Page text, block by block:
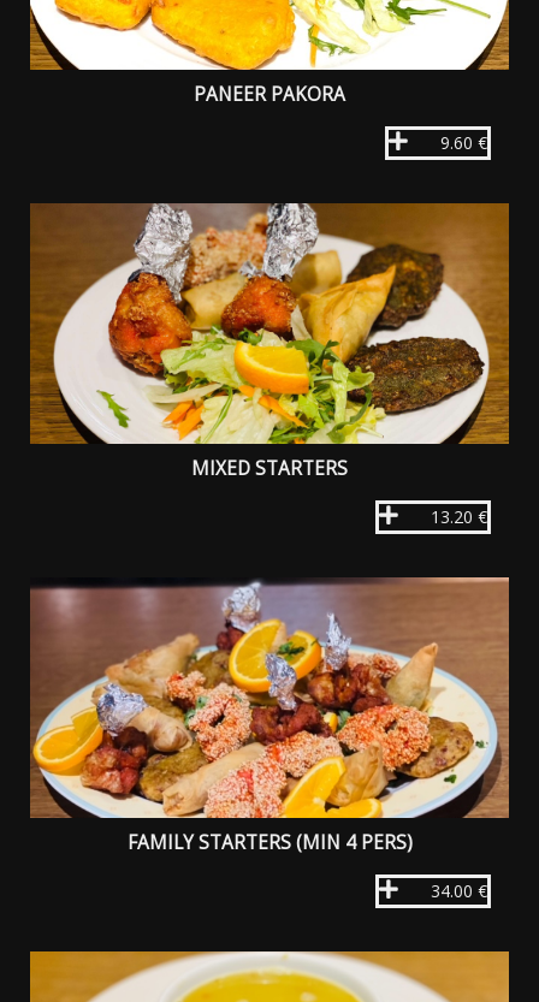
PANEER PAKORA
9.60 €
MIXED STARTERS
13.20 €
FAMILY STARTERS (MIN 4 PERS)
34.00 €